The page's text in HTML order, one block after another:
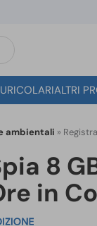
ALTRI
ambientali »
8
in